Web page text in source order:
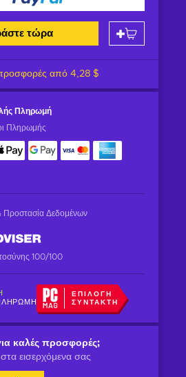
τώρα
από 4,28 $
Πληρωμή
Πληρωμής
Δεδομένων
100/100
ΕΠΙΛΟΓΉ
ΣΥΝΤΆΚΤΗ
καλές προσφορές;
στα εισερχόμενα σας